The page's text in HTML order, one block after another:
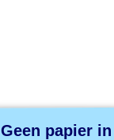
Geen papier